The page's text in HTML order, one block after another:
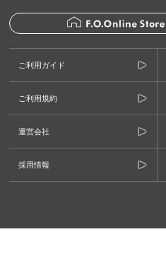
ご利用ガイド
ご利用規約
運営会社
採用情報